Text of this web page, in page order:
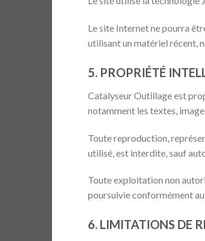
Le site Internet ne pourra
utilisant un matériel récent,
5. PROPRIÉTÉ
Catalyseur Outillage est
notamment les textes,
Toute reproduction,
utilisé, est interdite, sauf
Toute exploitation non
poursuivie conformément
6. LIMITATIONS DE